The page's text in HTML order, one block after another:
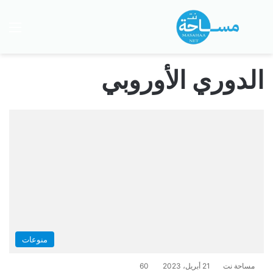
بحث عن
الدوري الأوروبي
منوعات
مساحة نت 21 أبريل، 2023 60